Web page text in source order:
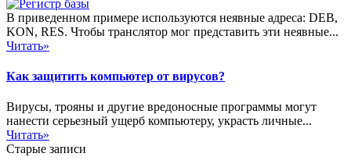
В приведенном примере используются неявные адреса: DEB,
KON, RES. Чтобы транслятор мог представить эти неявные...
Читать»
Как защитить компьютер от вирусов?
Вирусы, трояны и другие вредоносные программы могут
нанести серьезный ущерб компьютеру, украсть личные...
Читать»
Старые записи